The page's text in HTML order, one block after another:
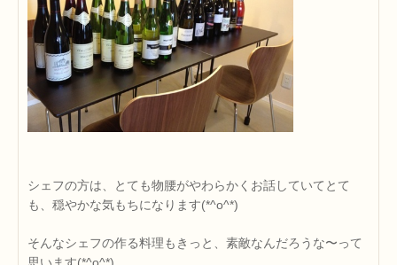
シェフの方は、とても物腰がやわらかくお話していてとて
も、穏やかな気もちになります(*^o^*)
そんなシェフの作る料理もきっと、素敵なんだろうな〜って
思います(*^o^*)